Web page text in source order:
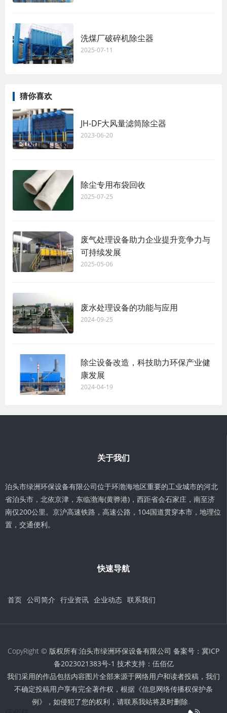
洗煤厂破碎机除尘器
2025-07-11
猜你喜欢
JH-DF大风量滤筒除尘器
2023-06-20
除尘专用布袋回收
2025-07-25
废气处理设备助力企业提升竞争力与
可持续发展
2025-05-06
废水处理设备的功能与应用
2024-09-25
除尘设备改造，科技助力环保产业健
康发展
2024-04-19
关于我们
泊头市绿洲环保设备有限公司位于环渤海地区重要的工业城市的河北
省泊头市，北依京津，东临渤海(黄骅港)，西距省会石家庄，南至济
南仅200公里。京沪高速铁路，高速公路，104国道贯穿本市，地理位
置，交通便利。
快速导航
首页 公司简介 行业资讯 企业动态 联系我们
CopyRight © 版权所有:泊头市绿洲环保设备有限公司 备案号： 冀ICP
备2023021383号-1 技术支持： 伍佰亿
我们采用的作品包括内容图片全部来源于网络用户和读者投稿，我们
不确定投稿用户享有完全著作权，根据《信息网络传播权保护条
例》，如侵犯了您的权利，请联系我站将及时删除。